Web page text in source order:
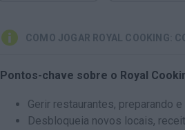
COMO JOGAR ROYAL COOKING:
Pontos-chave sobre o Royal
Gerir restaurantes, preparando
Desbloqueia novos locais,